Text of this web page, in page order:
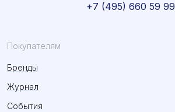
Покупателям
Бренды
Журнал
События
+7 (495) 660 59 99